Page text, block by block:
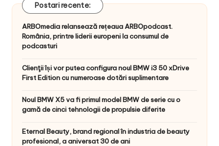
Postari recente:
ARBOmedia relansează rețeaua ARBOpodcast.
România, printre liderii europeni la consumul de
podcasturi
Clienţii își vor putea configura noul BMW i3 50 xDrive
First Edition cu numeroase dotări suplimentare
Noul BMW X5 va fi primul model BMW de serie cu o
gamă de cinci tehnologii de propulsie diferite
Eternal Beauty, brand regional în industria de beauty
profesional, a aniversat 30 de ani